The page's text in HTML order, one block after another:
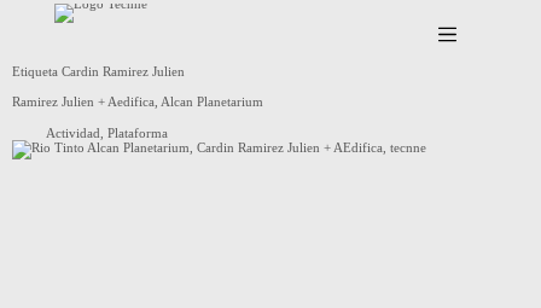
Etiqueta Cardin Ramirez Julien
Ramirez Julien + Aedifica, Alcan Planetarium
Actividad Plataforma